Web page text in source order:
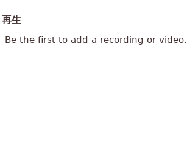
再生
Be the first to add a recording or video.